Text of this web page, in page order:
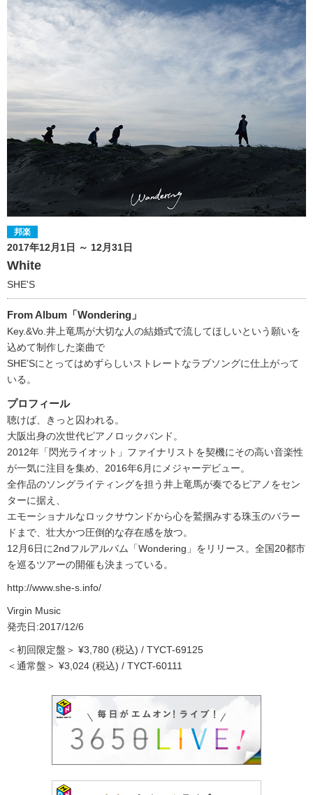
邦楽
2017年12月1日 ～ 12月31日
White
SHE'S
From Album「Wondering」
Key.&Vo.井上竜馬が大切な人の結婚式で流してほしいという願いを
込めて制作した楽曲で
SHE’Sにとってはめずらしいストレートなラブソングに仕上がって
いる。
プロフィール
聴けば、きっと囚われる。
大阪出身の次世代ピアノロックバンド。
2012年「閃光ライオット」ファイナリストを契機にその高い音楽性
が一気に注目を集め、2016年6月にメジャーデビュー。
全作品のソングライティングを担う井上竜馬が奏でるピアノをセン
ターに据え、
エモーショナルなロックサウンドから心を鷲掴みする珠玉のバラー
ドまで、壮大かつ圧倒的な存在感を放つ。
12月6日に2ndフルアルバム「Wondering」をリリース。全国20都市
を巡るツアーの開催も決まっている。
http://www.she-s.info/
Virgin Music
発売日:2017/12/6
＜初回限定盤＞ ¥3,780 (税込) / TYCT-69125
＜通常盤＞ ¥3,024 (税込) / TYCT-60111